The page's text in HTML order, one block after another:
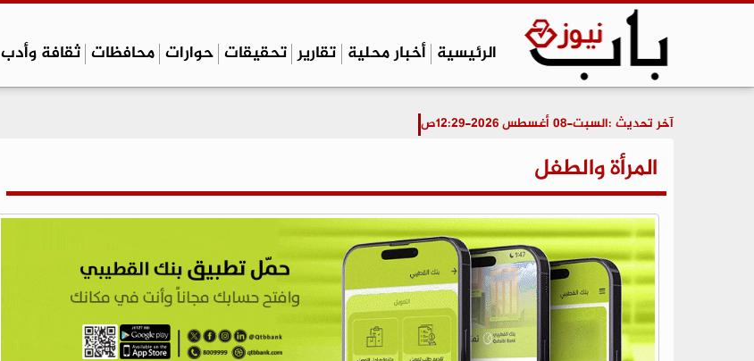
الرئيسية أخبار محلية تقارير تحقيقات حوارات محافظات ثقافة وأدب
آخر تحديث :السبت-08 أغسطس 2026-12:29ص
المرأة والطفل